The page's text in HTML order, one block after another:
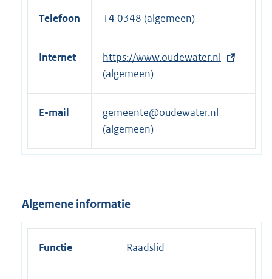
Telefoon 14 0348 (algemeen)
Internet
E
x
t
r
e
n
k
https://www.oudewater.nl
(algemeen)
E-mail
gemeente@oudewater.nl
(algemeen)
Algemene informatie
Functie Raadslid